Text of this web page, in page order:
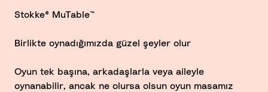
Stokke® MuTable™
Birlikte oynadığımızda güzel şeyler olur
Oyun tek başına, arkadaşlarla veya aileyle
oynanabilir, ancak ne olursa olsun oyun masamız